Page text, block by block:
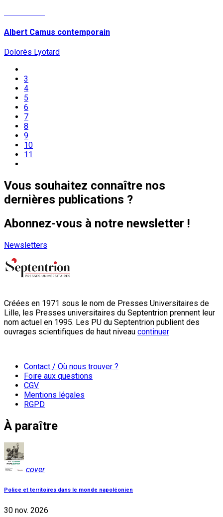
Albert Camus contemporain
Dolorès Lyotard
3
4
5
6
7
8
9
10
11
Vous souhaitez connaître nos
dernières publications ?
Abonnez-vous à notre newsletter !
Newsletters
Créées en 1971 sous le nom de Presses Universitaires de
Lille, les Presses universitaires du Septentrion prennent leur
nom actuel en 1995. Les PU du Septentrion publient des
ouvrages scientifiques de haut niveau continuer
Contact / Où nous trouver ?
Foire aux questions
CGV
Mentions légales
RGPD
À paraître
cover
Police et territoires dans le monde napoléonien
30 nov. 2026